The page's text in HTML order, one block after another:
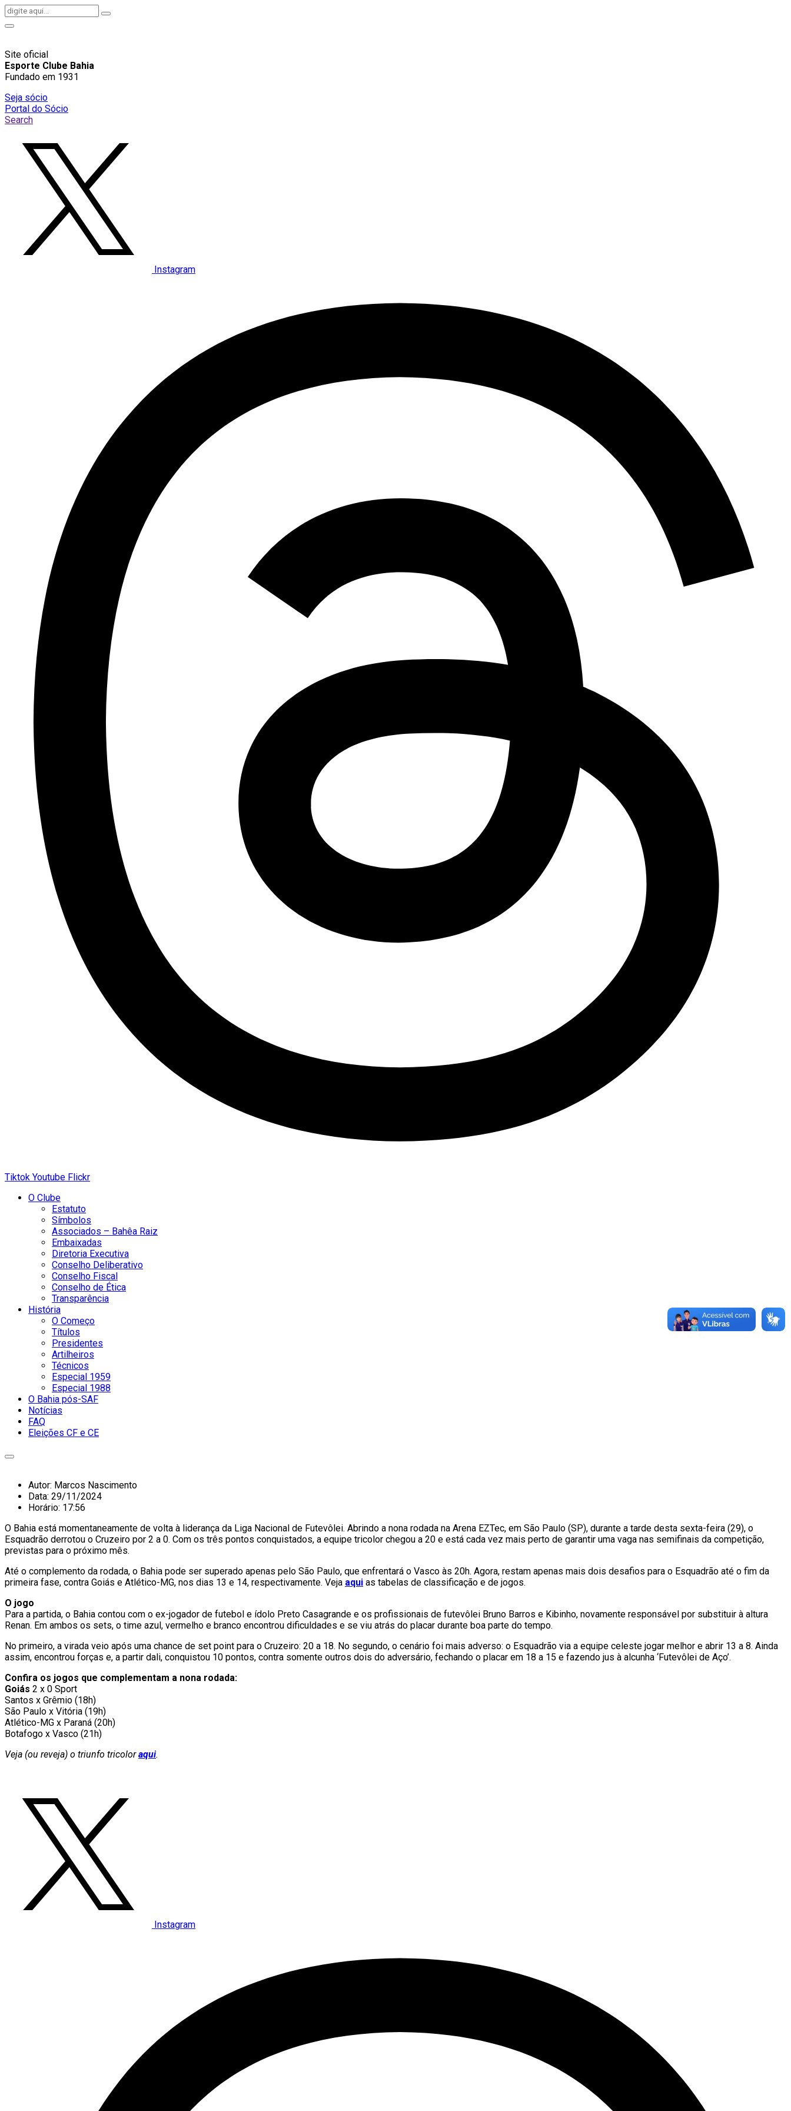
Site oficial
Esporte Clube Bahia
Fundado em 1931
Seja sócio
Portal do Sócio
Search
Instagram
Tiktok Youtube Flickr
O Clube
Estatuto
Símbolos
Associados – Bahêa Raiz
Embaixadas
Diretoria Executiva
Conselho Deliberativo
Conselho Fiscal
Conselho de Ética
Transparência
História
O Começo
Títulos
Presidentes
Artilheiros
Técnicos
Especial 1959
Especial 1988
O Bahia pós-SAF
Notícias
FAQ
Eleições CF e CE
Autor: Marcos Nascimento
Data: 29/11/2024
Horário: 17:56
O Bahia está momentaneamente de volta à liderança da Liga Nacional de Futevôlei. Abrindo a nona rodada na Arena EZTec, em São Paulo (SP), durante a tarde desta sexta-feira (29), o
Esquadrão derrotou o Cruzeiro por 2 a 0. Com os três pontos conquistados, a equipe tricolor chegou a 20 e está cada vez mais perto de garantir uma vaga nas semifinais da competição,
previstas para o próximo mês.
Até o complemento da rodada, o Bahia pode ser superado apenas pelo São Paulo, que enfrentará o Vasco às 20h. Agora, restam apenas mais dois desafios para o Esquadrão até o fim da
primeira fase, contra Goiás e Atlético-MG, nos dias 13 e 14, respectivamente. Veja aqui as tabelas de classificação e de jogos.
O jogo
Para a partida, o Bahia contou com o ex-jogador de futebol e ídolo Preto Casagrande e os profissionais de futevôlei Bruno Barros e Kibinho, novamente responsável por substituir à altura
Renan. Em ambos os sets, o time azul, vermelho e branco encontrou dificuldades e se viu atrás do placar durante boa parte do tempo.
No primeiro, a virada veio após uma chance de set point para o Cruzeiro: 20 a 18. No segundo, o cenário foi mais adverso: o Esquadrão via a equipe celeste jogar melhor e abrir 13 a 8. Ainda
assim, encontrou forças e, a partir dali, conquistou 10 pontos, contra somente outros dois do adversário, fechando o placar em 18 a 15 e fazendo jus à alcunha ‘Futevôlei de Aço’.
Confira os jogos que complementam a nona rodada:
Goiás 2 x 0 Sport
Santos x Grêmio (18h)
São Paulo x Vitória (19h)
Atlético-MG x Paraná (20h)
Botafogo x Vasco (21h)
Veja (ou reveja) o triunfo tricoloraqui.
Instagram